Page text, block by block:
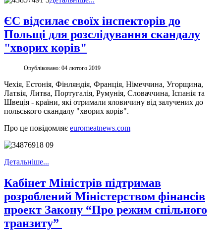
ЄС відсилає своїх інспекторів до
Польщі для розслідування скандалу
"хворих корів"
Опубліковано: 04 лютого 2019
Чехія, Естонія, Фінляндія, Франція, Німеччина, Угорщина,
Латвія, Литва, Португалія, Румунія, Словаччина, Іспанія та
Швеція - країни, які отримали яловичину від залучених до
польського скандалу "хворих корів".
Про це повідомляє euromeatnews.com
Детальніше...
Кабінет Міністрів підтримав
розроблений Міністерством фінансів
проект Закону “Про режим спільного
транзиту”